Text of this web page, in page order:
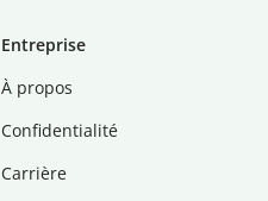
Entreprise
À propos
Confidentialité
Carrière